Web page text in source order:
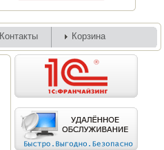
Контакты Корзина